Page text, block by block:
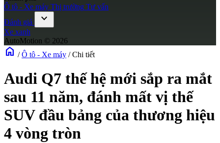
Ô tô - Xe máy Thị trường Tư vấn
Đánh giá
expand_more
Xe xanh
AutoMotion © 2026
home / Ô tô - Xe máy / Chi tiết
Audi Q7 thế hệ mới sắp ra mắt
sau 11 năm, đánh mất vị thế
SUV đầu bảng của thương hiệu
4 vòng tròn